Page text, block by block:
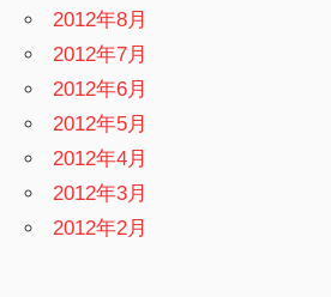
2012年8月
2012年7月
2012年6月
2012年5月
2012年4月
2012年3月
2012年2月